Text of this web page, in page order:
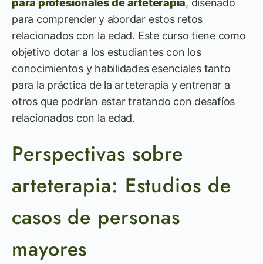
para profesionales de arteterapia, diseñado
para comprender y abordar estos retos
relacionados con la edad. Este curso tiene como
objetivo dotar a los estudiantes con los
conocimientos y habilidades esenciales tanto
para la práctica de la arteterapia y entrenar a
otros que podrían estar tratando con desafíos
relacionados con la edad.
Perspectivas sobre
arteterapia: Estudios de
casos de personas
mayores